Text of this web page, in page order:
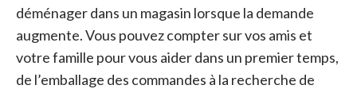
déménager dans un magasin lorsque la demande
augmente. Vous pouvez compter sur vos amis et
votre famille pour vous aider dans un premier temps,
de l’emballage des commandes à la recherche de